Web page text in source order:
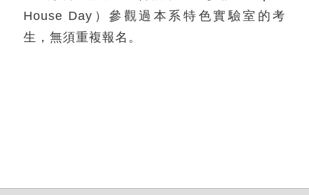
House Day）參觀過本系特色實驗室的考
生，無須重複報名。